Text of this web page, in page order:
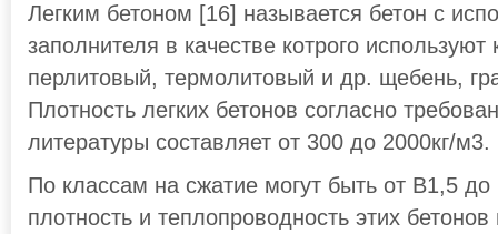
Легким бетоном [16] называется бетон с
заполнителя в качестве котрого
перлитовый, термолитовый и др. щебень,
Плотность легких бетонов согласно
литературы составляет от 300 до 2000кг/м3.
По классам на сжатие могут быть от В1,5
плотность и теплопроводность этих бетонов